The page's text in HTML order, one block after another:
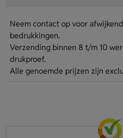
Neem contact op voor
bedrukkingen.
Verzending binnen 8 t/m 10
drukproef.
Alle genoemde prijzen zijn